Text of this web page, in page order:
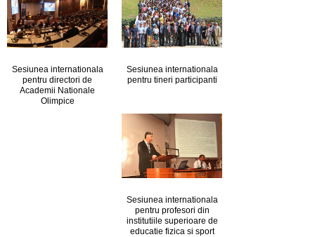
Sesiunea internationala
pentru directori de
Academii Nationale
Olimpice
Sesiunea internationala
pentru tineri participanti
Sesiunea internationala
pentru profesori din
institutiile superioare de
educatie fizica si sport